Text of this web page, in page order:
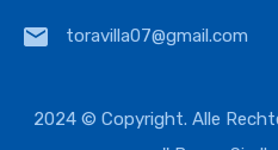
toravilla07@gmail.com
2024 © Copyright. Alle